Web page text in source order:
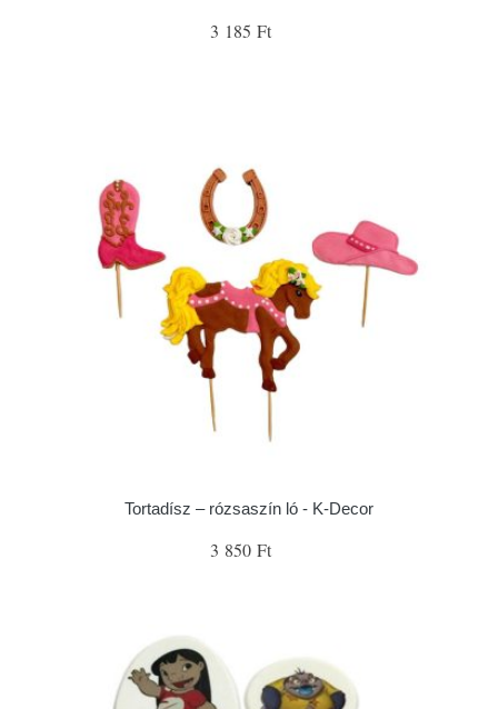
3 185 Ft
Tortadísz – rózsaszín ló - K-Decor
3 850 Ft